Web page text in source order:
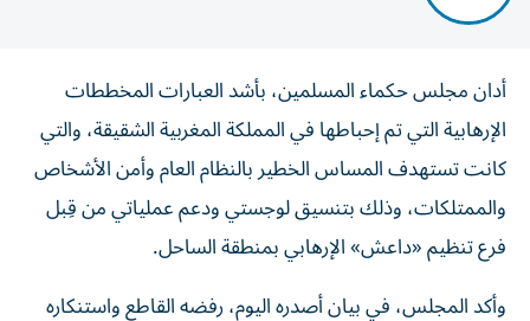
أدان مجلس حكماء المسلمين، بأشد العبارات المخططات
الإرهابية التي تم إحباطها في المملكة المغربية الشقيقة، والتي
كانت تستهدف المساس الخطير بالنظام العام وأمن الأشخاص
والممتلكات، وذلك بتنسيق لوجستي ودعم عملياتي من قِبل
فرع تنظيم «داعش» الإرهابي بمنطقة الساحل.
وأكد المجلس، في بيان أصدره اليوم، رفضه القاطع واستنكاره